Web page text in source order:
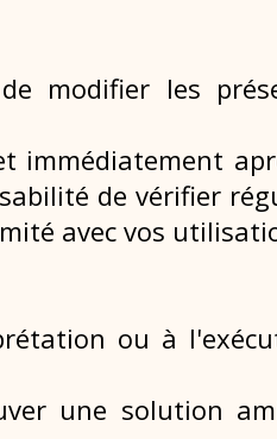
modifier les
immédiatement
de vérifier
avec vos
ou à
une solution